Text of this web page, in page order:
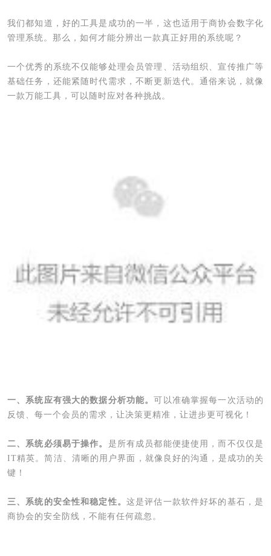
我们都知道，好的工具是成功的一半，这也适用于商协会数字化
管理系统。那么，如何才能分辨出一款真正好用的系统呢？
一个优秀的系统不仅能够处理会员管理、活动组织、宣传推广等
基础任务，还能紧随时代需求，不断更新迭代。通俗来说，就像
一款万能工具，可以随时应对各种挑战。
一、系统应有强大的数据分析功能。 可以准确掌握每一次活动的
反馈、每一个会员的需求，让决策更精准，让进步更可视化！
二、系统必须易于操作。 是所有成员都能便捷使用，而不仅仅是
IT精英。简洁、清晰的用户界面，就像良好的沟通，是成功的关
键！
三、系统的安全性和稳定性。 这是评估一款软件好坏的基石，是
商协会的安全防线，不能有任何疏忽。